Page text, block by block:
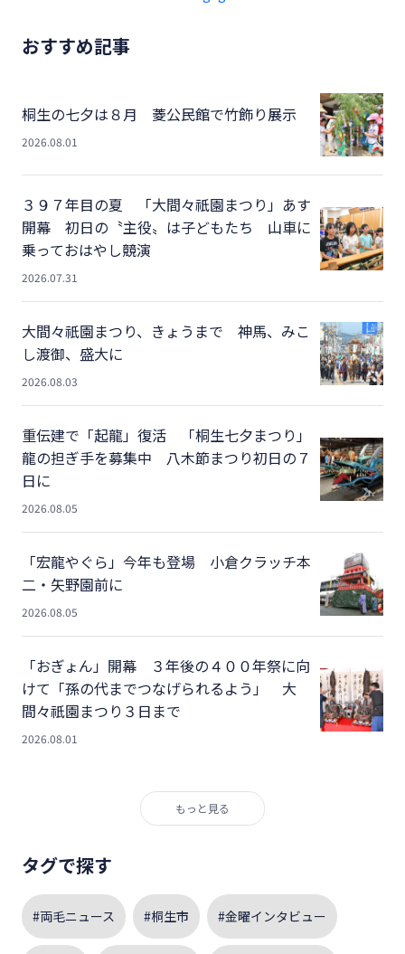
おすすめ記事
桐生の七夕は８月 菱公民館で竹飾り展示
2026.08.01
３９７年目の夏 「大間々祇園まつり」あす
開幕 初日の〝主役〟は子どもたち 山車に
乗っておはやし競演
2026.07.31
大間々祇園まつり、きょうまで 神馬、みこ
し渡御、盛大に
2026.08.03
重伝建で「起龍」復活 「桐生七夕まつり」
龍の担ぎ手を募集中 八木節まつり初日の７
日に
2026.08.05
「宏龍やぐら」今年も登場 小倉クラッチ本
二・矢野園前に
2026.08.05
「おぎょん」開幕 ３年後の４００年祭に向
けて「孫の代までつなげられるよう」 大
間々祇園まつり３日まで
2026.08.01
もっと見る
タグで探す
#両毛ニュース #桐生市 #金曜インタビュー